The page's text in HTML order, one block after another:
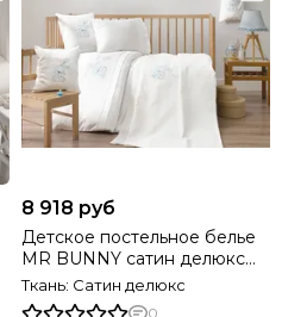
8 918 руб
Детское постельное белье
MR BUNNY сатин делюкс
TIVOLYO HOME Турция
Ткань: Сатин делюкс
0